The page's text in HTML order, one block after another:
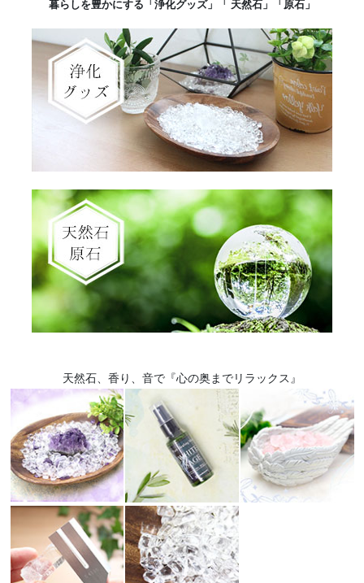
暮らしを豊かにする「浄化グッズ」「 天然石」「原石」
天然石、香り、音で『心の奥までリラックス』